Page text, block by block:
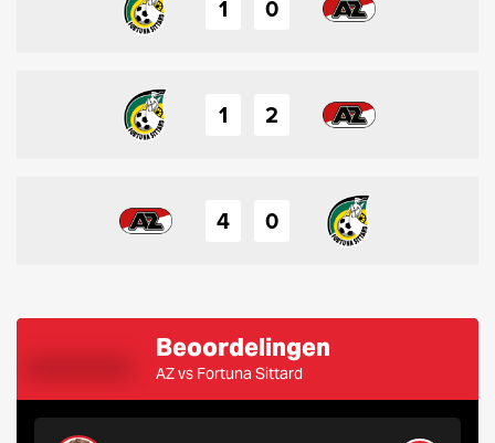
1 0
1 2
4 0
Beoordelingen
AZ vs Fortuna Sittard